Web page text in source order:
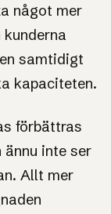
något mer
samtidigt
kapaciteten.
förbättras
inte ser
Allt mer